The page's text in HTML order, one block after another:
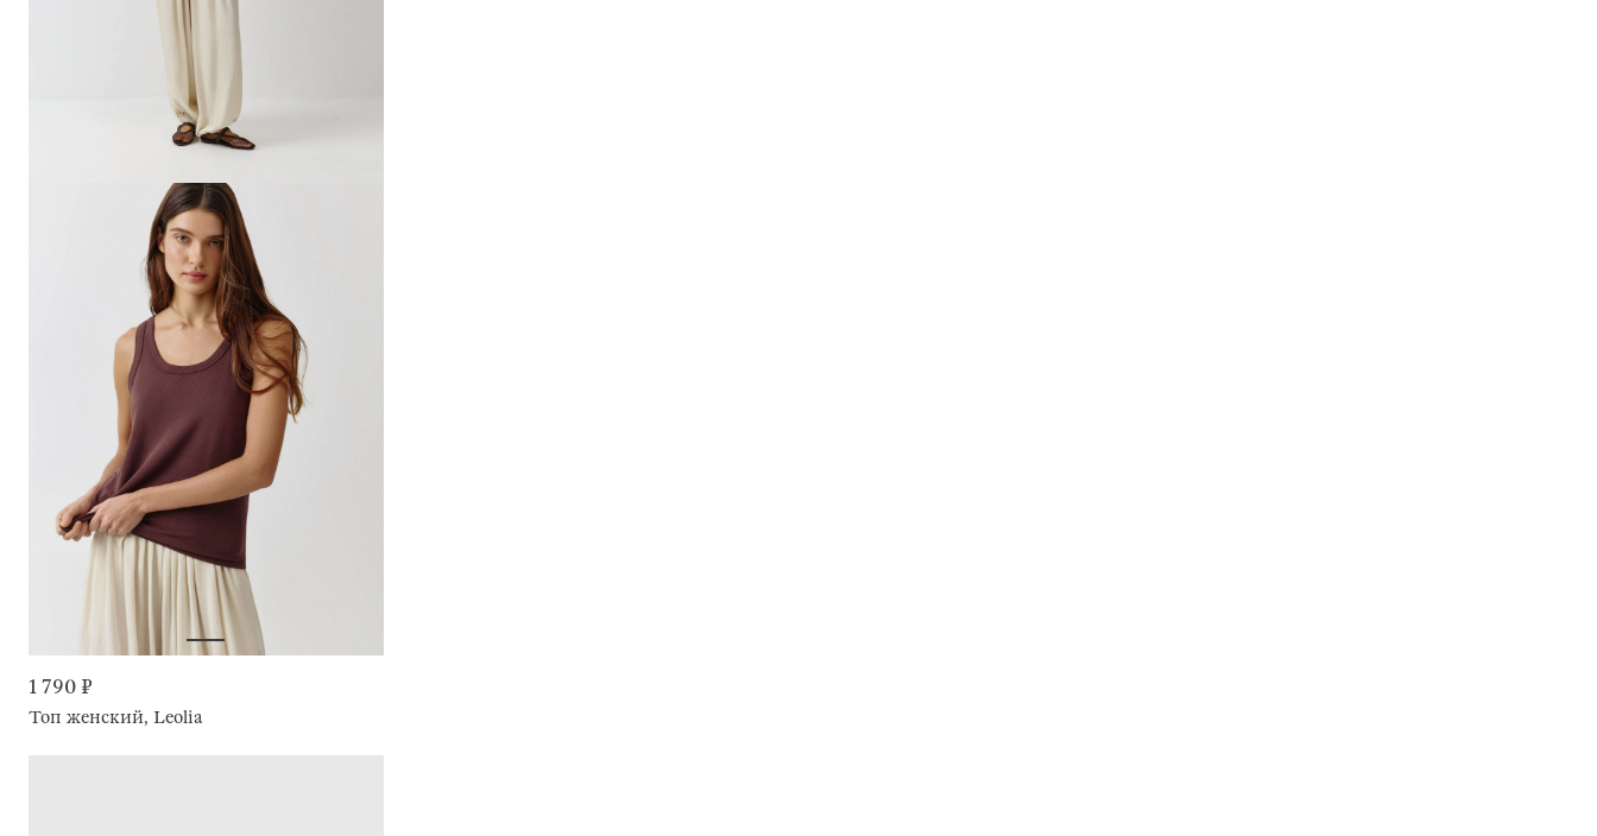
1 790 ₽
Топ женский, Leolia